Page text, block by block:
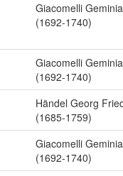
Giacomelli
(1692-1740)
Giacomelli
(1692-1740)
Händel Georg
(1685-1759)
Giacomelli
(1692-1740)